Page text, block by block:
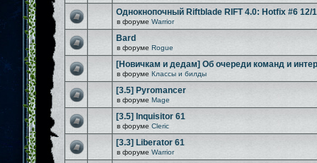
Однокнопочный Riftblade RIFT 4.0: Hotfix #6 12/
в форуме Warrior
Bard
в форуме Rogue
[Новичкам и дедам] Об очереди команд и
в форуме Классы и билды
[3.5] Pyromancer
в форуме Mage
[3.5] Inquisitor 61
в форуме Cleric
[3.3] Liberator 61
в форуме Warrior